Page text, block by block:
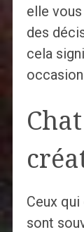
elle
des
cela
Ceux
sont